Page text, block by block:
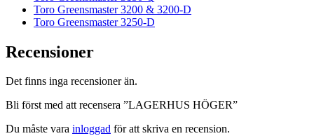
Toro Greensmaster 3200 & 3200-D
Toro Greensmaster 3250-D
Recensioner
Det finns inga recensioner än.
Bli först med att recensera ”LAGERHUS HÖGER”
Du måste vara inloggad för att skriva en recension.